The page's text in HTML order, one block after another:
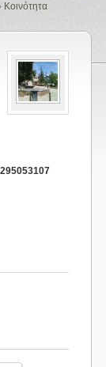
Κοινότητα